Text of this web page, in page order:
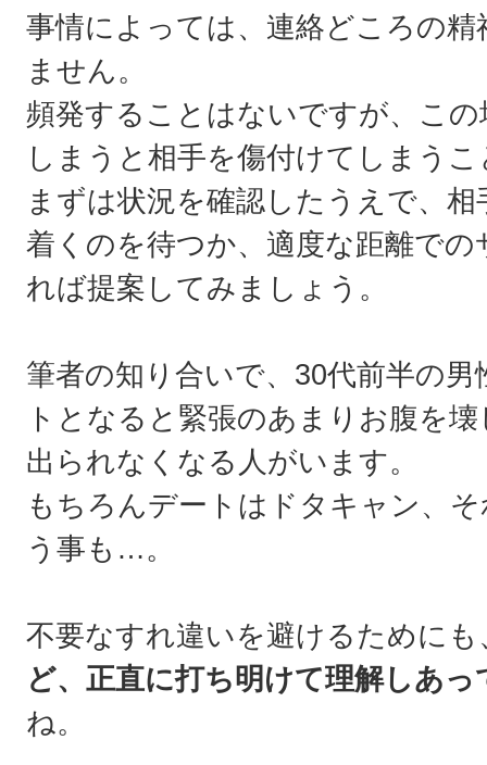
事情によっては、連絡どころの
ません。
頻発することはないですが、こ
しまうと相手を傷付けてしまう
まずは状況を確認したうえで、
着くのを待つか、適度な距離で
れば提案してみましょう。
筆者の知り合いで、30代前半の
トとなると緊張のあまりお腹を
出られなくなる人がいます。
もちろんデートはドタキャン、
う事も…。
不要なすれ違いを避けるためにも
ど、正直に打ち明けて理解しあ
ね。